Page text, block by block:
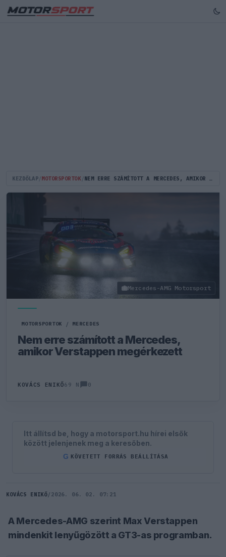
KEZDŐLAP MOTORSPORTOK NEM ERRE SZÁMÍTOTT A MERCEDES, AMIKOR VERSTAPPEN MEGÉRKEZETT
Mercedes-AMG Motorsport
MOTORSPORTOK / MERCEDES
Nem erre számított a Mercedes,
amikor Verstappen megérkezett
KOVÁCS ENIKŐ69 N 0
Itt állítsd be, hogy a motorsport.hu hírei elsők
között jelenjenek meg a keresőben.
G KÖVETETT FORRÁS BEÁLLÍTÁSA
KOVÁCS ENIKŐ/ 2026. 06. 02. 07:21
A Mercedes-AMG szerint Max Verstappen
mindenkit lenyűgözött a GT3-as programban.